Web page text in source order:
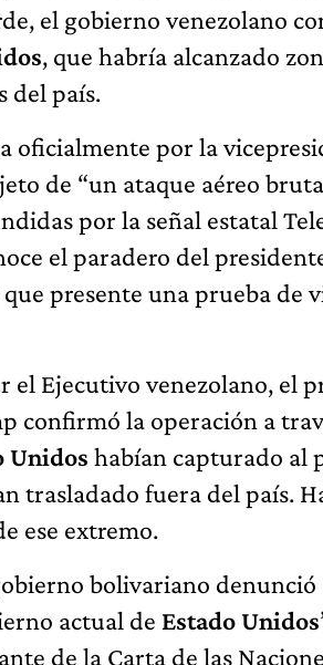
el gobierno venezolano
, que habría alcanzado
del país.
oficialmente por la
de “un ataque aéreo
por la señal estatal
el paradero del
que presente una prueba de
el Ejecutivo venezolano, el
confirmó la operación a
Unidos habían capturado al
trasladado fuera del país.
ese extremo.
bolivariano denunció
actual de Estado Unidos
de la Carta de las